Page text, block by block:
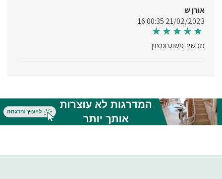
אורן ש
21/02/2023 16:00:35
מכשיר פשוט ומצוין